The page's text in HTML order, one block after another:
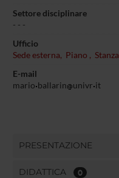
Settore disciplinare
- - -
Ufficio
Sede esterna, Piano , Stanza
E-mail
mario ballarin univr it
PRESENTAZIONE
DIDATTICA 0